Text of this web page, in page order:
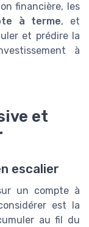
financière, les
à terme, et
et prédire la
à
et
escalier
un compte à
est la
au fil du